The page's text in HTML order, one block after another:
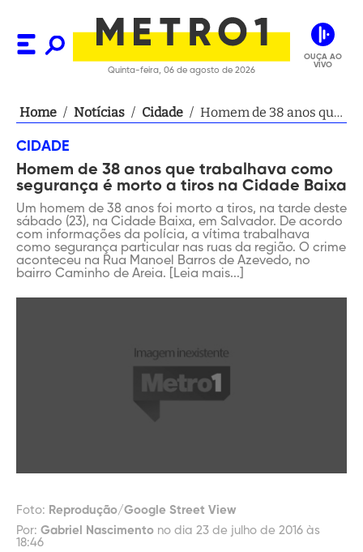
Quinta-feira, 06 de agosto de 2026
OUÇA AO
VIVO
Home / Notícias / Cidade / Homem de 38 anos que
tiros na Cidade Baixa
CIDADE
Homem de 38 anos que trabalhava como
segurança é morto a tiros na Cidade Baixa
Um homem de 38 anos foi morto a tiros, na tarde deste
sábado (23), na Cidade Baixa, em Salvador. De acordo
com informações da polícia, a vítima trabalhava
como segurança particular nas ruas da região. O crime
aconteceu na Rua Manoel Barros de Azevedo, no
bairro Caminho de Areia. [Leia mais...]
Foto: Reprodução/Google Street View
Por: Gabriel Nascimento no dia 23 de julho de 2016 às
18:46